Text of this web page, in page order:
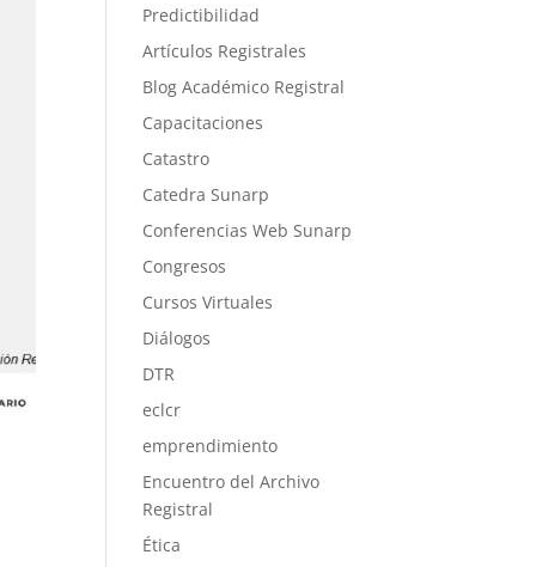
Predictibilidad
Artículos Registrales
Blog Académico Registral
Capacitaciones
Catastro
Catedra Sunarp
Conferencias Web Sunarp
Congresos
Cursos Virtuales
Diálogos
DTR
eclcr
emprendimiento
Encuentro del Archivo
Registral
Ética